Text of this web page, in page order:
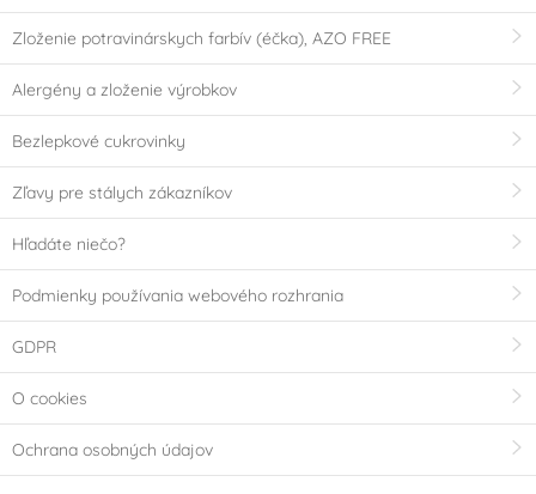
Zloženie potravinárskych farbív (éčka), AZO FREE
Alergény a zloženie výrobkov
Bezlepkové cukrovinky
Zľavy pre stálych zákazníkov
Hľadáte niečo?
Podmienky používania webového rozhrania
GDPR
O cookies
Ochrana osobných údajov